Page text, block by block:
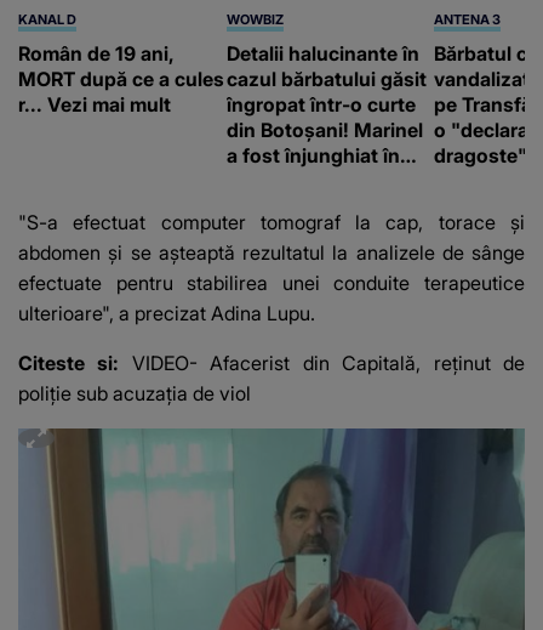
KANAL D
Român de 19 ani,
MORT după ce a cules
r... Vezi mai mult
WOWBIZ
Detalii halucinante în
cazul bărbatului găsit
îngropat într-o curte
din Botoșani! Marinel
a fost înjunghiat în
suspecți
ANTENA 3
Bărbatul
vandalizat
pe
o
dragoste"
"S-a efectuat computer tomograf la cap, torace şi
abdomen şi se aşteaptă rezultatul la analizele de sânge
efectuate pentru stabilirea unei conduite terapeutice
ulterioare", a precizat Adina Lupu.
Citeste si: VIDEO- Afacerist din Capitală, reținut de
poliție sub acuzația de viol